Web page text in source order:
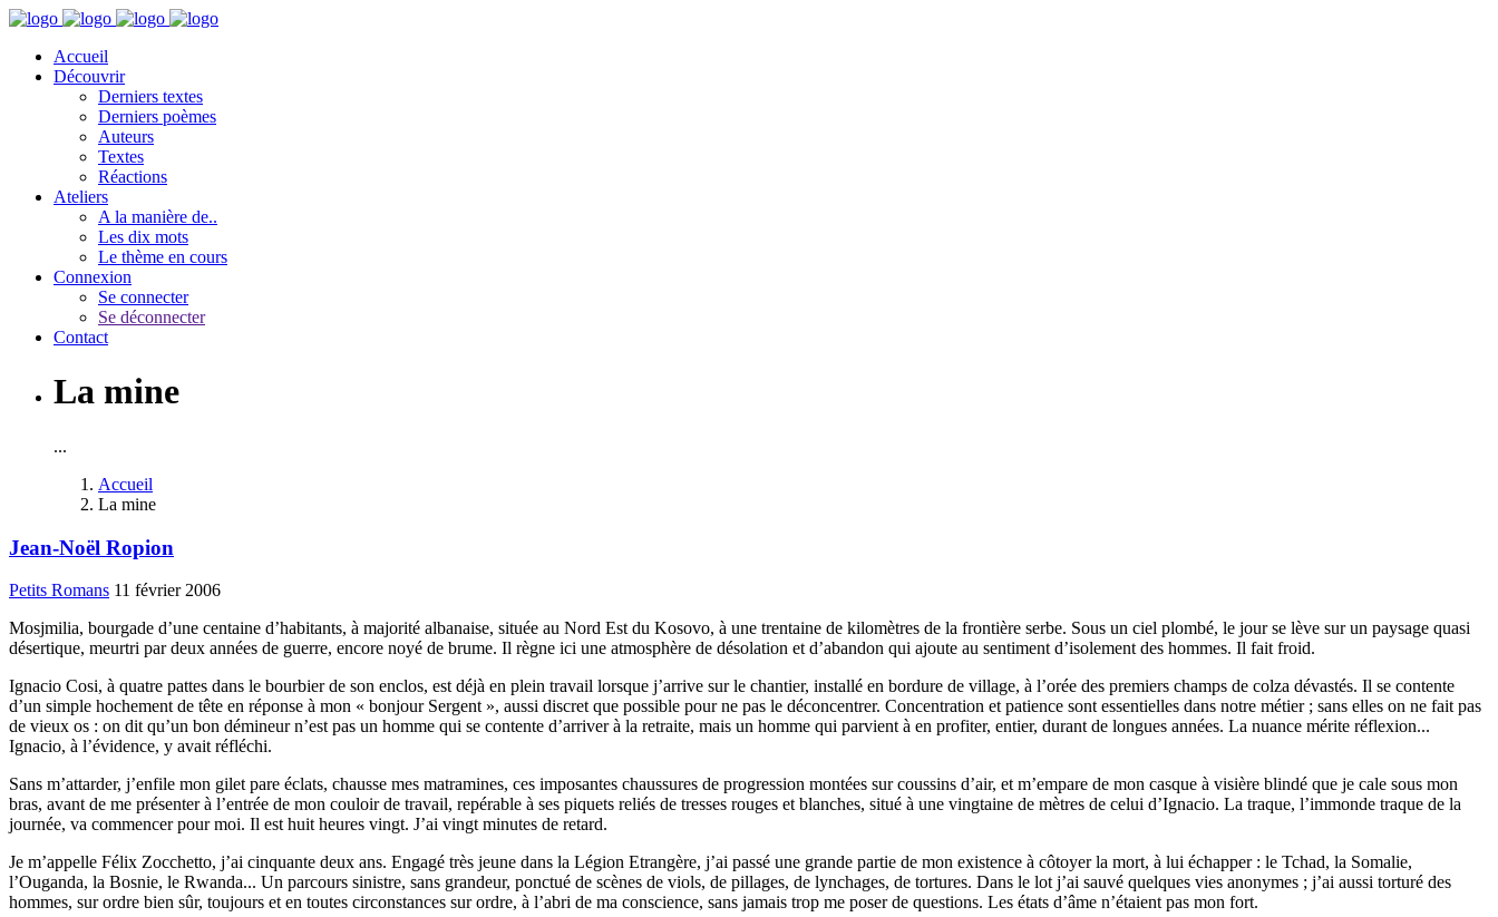
Accueil
Découvrir
Derniers textes
Derniers poèmes
Auteurs
Textes
Réactions
Ateliers
A la manière de..
Les dix mots
Le thème en cours
Connexion
Se connecter
Se déconnecter
Contact
La mine
...
Accueil
La mine
Jean-Noël Ropion
Petits Romans 11 février 2006
Mosjmilia, bourgade d’une centaine d’habitants, à majorité albanaise, située au Nord Est du Kosovo, à une trentaine de kilomètres de la frontière serbe. Sous un ciel plombé, le jour se lève sur un paysage quasi
désertique, meurtri par deux années de guerre, encore noyé de brume. Il règne ici une atmosphère de désolation et d’abandon qui ajoute au sentiment d’isolement des hommes. Il fait froid.
Ignacio Cosi, à quatre pattes dans le bourbier de son enclos, est déjà en plein travail lorsque j’arrive sur le chantier, installé en bordure de village, à l’orée des premiers champs de colza dévastés. Il se contente
d’un simple hochement de tête en réponse à mon « bonjour Sergent », aussi discret que possible pour ne pas le déconcentrer. Concentration et patience sont essentielles dans notre métier ; sans elles on ne fait pas
de vieux os : on dit qu’un bon démineur n’est pas un homme qui se contente d’arriver à la retraite, mais un homme qui parvient à en profiter, entier, durant de longues années. La nuance mérite réflexion...
Ignacio, à l’évidence, y avait réfléchi.
Sans m’attarder, j’enfile mon gilet pare éclats, chausse mes matramines, ces imposantes chaussures de progression montées sur coussins d’air, et m’empare de mon casque à visière blindé que je cale sous mon
bras, avant de me présenter à l’entrée de mon couloir de travail, repérable à ses piquets reliés de tresses rouges et blanches, situé à une vingtaine de mètres de celui d’Ignacio. La traque, l’immonde traque de la
journée, va commencer pour moi. Il est huit heures vingt. J’ai vingt minutes de retard.
Je m’appelle Félix Zocchetto, j’ai cinquante deux ans. Engagé très jeune dans la Légion Etrangère, j’ai passé une grande partie de mon existence à côtoyer la mort, à lui échapper : le Tchad, la Somalie,
l’Ouganda, la Bosnie, le Rwanda... Un parcours sinistre, sans grandeur, ponctué de scènes de viols, de pillages, de lynchages, de tortures. Dans le lot j’ai sauvé quelques vies anonymes ; j’ai aussi torturé des
hommes, sur ordre bien sûr, toujours et en toutes circonstances sur ordre, à l’abri de ma conscience, sans jamais trop me poser de questions. Les états d’âme n’étaient pas mon fort.